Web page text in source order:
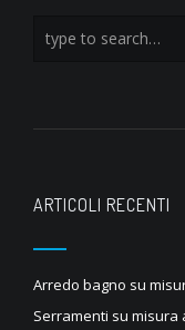
ARTICOLI RECENTI
Arredo bagno su
Serramenti su misura